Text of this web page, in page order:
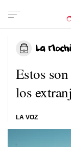
Estos
los
LA VOZ